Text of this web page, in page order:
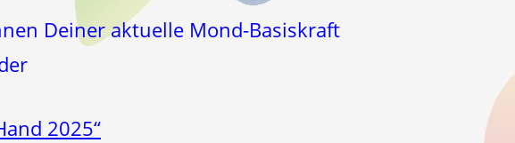
Deiner aktuelle Mond-Basiskraft
2025“